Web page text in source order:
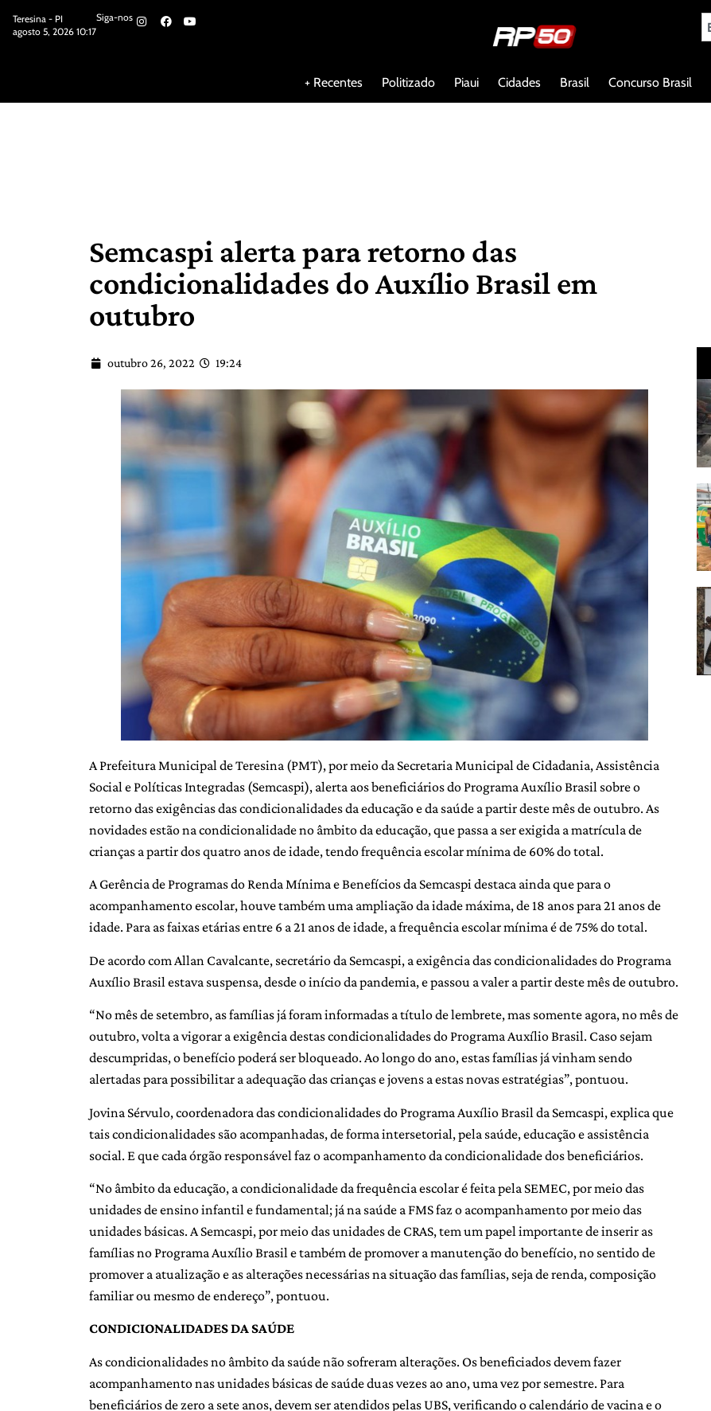
Teresina - PI
agosto 5, 2026 10:17
Siga-nos
+ Recentes Politizado Piaui Cidades Brasil Concurso Brasil
Semcaspi alerta para retorno das
condicionalidades do Auxílio Brasil em
outubro
outubro 26, 2022 19:24
A Prefeitura Municipal de Teresina (PMT), por meio da Secretaria Municipal de Cidadania, Assistência
Social e Políticas Integradas (Semcaspi), alerta aos beneficiários do Programa Auxílio Brasil sobre o
retorno das exigências das condicionalidades da educação e da saúde a partir deste mês de outubro. As
novidades estão na condicionalidade no âmbito da educação, que passa a ser exigida a matrícula de
crianças a partir dos quatro anos de idade, tendo frequência escolar mínima de 60% do total.
A Gerência de Programas do Renda Mínima e Benefícios da Semcaspi destaca ainda que para o
acompanhamento escolar, houve também uma ampliação da idade máxima, de 18 anos para 21 anos de
idade. Para as faixas etárias entre 6 a 21 anos de idade, a frequência escolar mínima é de 75% do total.
De acordo com Allan Cavalcante, secretário da Semcaspi, a exigência das condicionalidades do Programa
Auxílio Brasil estava suspensa, desde o início da pandemia, e passou a valer a partir deste mês de outubro.
“No mês de setembro, as famílias já foram informadas a título de lembrete, mas somente agora, no mês de
outubro, volta a vigorar a exigência destas condicionalidades do Programa Auxílio Brasil. Caso sejam
descumpridas, o benefício poderá ser bloqueado. Ao longo do ano, estas famílias já vinham sendo
alertadas para possibilitar a adequação das crianças e jovens a estas novas estratégias”, pontuou.
Jovina Sérvulo, coordenadora das condicionalidades do Programa Auxílio Brasil da Semcaspi, explica que
tais condicionalidades são acompanhadas, de forma intersetorial, pela saúde, educação e assistência
social. E que cada órgão responsável faz o acompanhamento da condicionalidade dos beneficiários.
“No âmbito da educação, a condicionalidade da frequência escolar é feita pela SEMEC, por meio das
unidades de ensino infantil e fundamental; já na saúde a FMS faz o acompanhamento por meio das
unidades básicas. A Semcaspi, por meio das unidades de CRAS, tem um papel importante de inserir as
famílias no Programa Auxílio Brasil e também de promover a manutenção do benefício, no sentido de
promover a atualização e as alterações necessárias na situação das famílias, seja de renda, composição
familiar ou mesmo de endereço”, pontuou.
CONDICIONALIDADES DA SAÚDE
As condicionalidades no âmbito da saúde não sofreram alterações. Os beneficiados devem fazer
acompanhamento nas unidades básicas de saúde duas vezes ao ano, uma vez por semestre. Para
beneficiários de zero a sete anos, devem ser atendidos pelas UBS, verificando o calendário de vacina e o